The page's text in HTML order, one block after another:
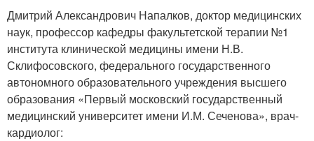
Дмитрий Александрович Напалков, доктор медицинских
наук, профессор кафедры факультетской терапии №1
института клинической медицины имени Н.В.
Склифосовского, федерального государственного
автономного образовательного учреждения высшего
образования «Первый московский государственный
медицинский университет имени И.М. Сеченова», врач-
кардиолог: